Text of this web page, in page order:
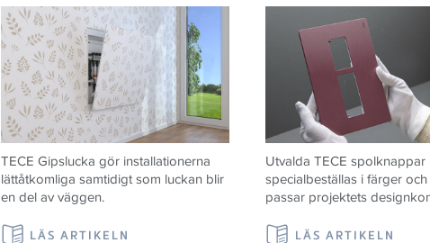
TECE Gipslucka gör installationerna
lättåtkomliga samtidigt som luckan blir
en del av väggen.
LÄS ARTIKELN
Utvalda TECE spolknappar
specialbeställas i färger
passar projektets
LÄS ARTIKELN